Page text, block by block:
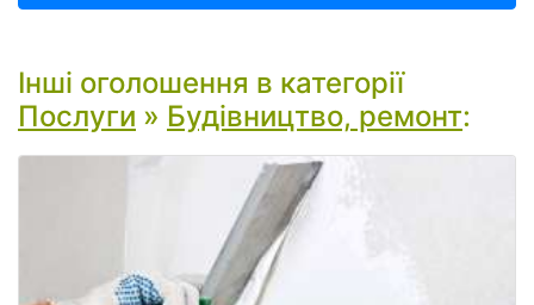
Інші оголошення в категорії
Послуги » Будівництво, ремонт: